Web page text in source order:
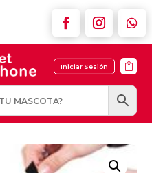
Iniciar Sesión 